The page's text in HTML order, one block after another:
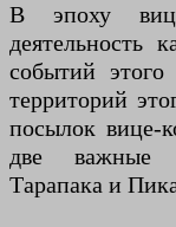
В эпоху
деятельность
событий этого
территорий
посылок вице-
две важные
Тарапака и